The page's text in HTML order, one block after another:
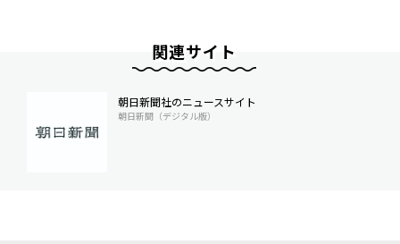
関連サイト
朝日新聞社のニュースサイト
朝日新聞（デジタル版）